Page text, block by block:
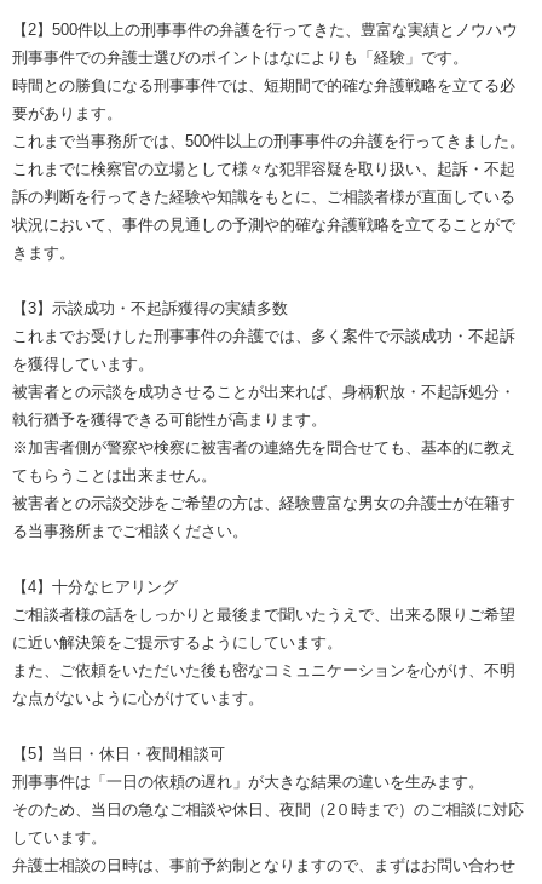
【2】500件以上の刑事事件の弁護を行ってきた、豊富な実績とノウハウ
刑事事件での弁護士選びのポイントはなによりも「経験」です。
時間との勝負になる刑事事件では、短期間で的確な弁護戦略を立てる必
要があります。
これまで当事務所では、500件以上の刑事事件の弁護を行ってきました。
これまでに検察官の立場として様々な犯罪容疑を取り扱い、起訴・不起
訴の判断を行ってきた経験や知識をもとに、ご相談者様が直面している
状況において、事件の見通しの予測や的確な弁護戦略を立てることがで
きます。
【3】示談成功・不起訴獲得の実績多数
これまでお受けした刑事事件の弁護では、多く案件で示談成功・不起訴
を獲得しています。
被害者との示談を成功させることが出来れば、身柄釈放・不起訴処分・
執行猶予を獲得できる可能性が高まります。
※加害者側が警察や検察に被害者の連絡先を問合せても、基本的に教え
てもらうことは出来ません。
被害者との示談交渉をご希望の方は、経験豊富な男女の弁護士が在籍す
る当事務所までご相談ください。
【4】十分なヒアリング
ご相談者様の話をしっかりと最後まで聞いたうえで、出来る限りご希望
に近い解決策をご提示するようにしています。
また、ご依頼をいただいた後も密なコミュニケーションを心がけ、不明
な点がないように心がけています。
【5】当日・休日・夜間相談可
刑事事件は「一日の依頼の遅れ」が大きな結果の違いを生みます。
そのため、当日の急なご相談や休日、夜間（2０時まで）のご相談に対応
しています。
弁護士相談の日時は、事前予約制となりますので、まずはお問い合わせ